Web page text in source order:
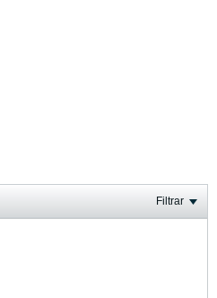
Filtrar